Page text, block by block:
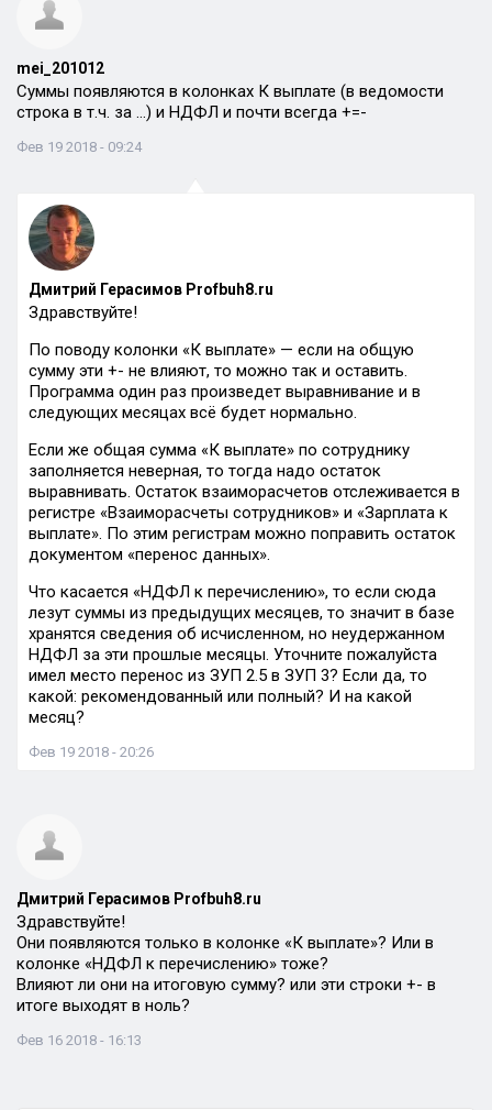
mei_201012
Суммы появляются в колонках К выплате (в ведомости
строка в т.ч. за …) и НДФЛ и почти всегда +=-
Фев 19 2018 - 09:24
Дмитрий Герасимов Profbuh8.ru
Здравствуйте!
По поводу колонки «К выплате» — если на общую
сумму эти +- не влияют, то можно так и оставить.
Программа один раз произведет выравнивание и в
следующих месяцах всё будет нормально.
Если же общая сумма «К выплате» по сотруднику
заполняется неверная, то тогда надо остаток
выравнивать. Остаток взаиморасчетов отслеживается в
регистре «Взаиморасчеты сотрудников» и «Зарплата к
выплате». По этим регистрам можно поправить остаток
документом «перенос данных».
Что касается «НДФЛ к перечислению», то если сюда
лезут суммы из предыдущих месяцев, то значит в базе
хранятся сведения об исчисленном, но неудержанном
НДФЛ за эти прошлые месяцы. Уточните пожалуйста
имел место перенос из ЗУП 2.5 в ЗУП 3? Если да, то
какой: рекомендованный или полный? И на какой
месяц?
Фев 19 2018 - 20:26
Дмитрий Герасимов Profbuh8.ru
Здравствуйте!
Они появляются только в колонке «К выплате»? Или в
колонке «НДФЛ к перечислению» тоже?
Влияют ли они на итоговую сумму? или эти строки +- в
итоге выходят в ноль?
Фев 16 2018 - 16:13